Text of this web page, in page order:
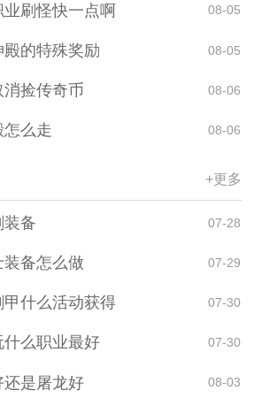
刷怪快一点啊 08-05
的特殊奖励 08-05
捡传奇币 08-06
么走 08-06
+更多
装备 07-28
备怎么做 07-29
什么活动获得 07-30
么职业最好 07-30
是屠龙好 08-03